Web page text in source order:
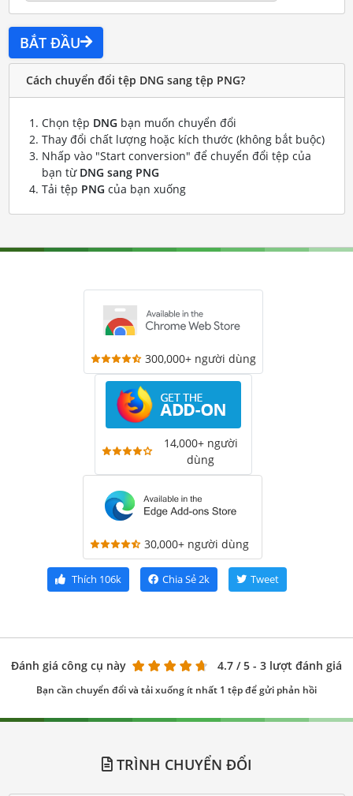
BẮT ĐẦU
Cách chuyển đổi tệp DNG sang tệp PNG?
Chọn tệp DNG bạn muốn chuyển đổi
Thay đổi chất lượng hoặc kích thước (không bắt buộc)
Nhấp vào "Start conversion" để chuyển đổi tệp của
bạn từ DNG sang PNG
Tải tệp PNG của bạn xuống
300,000+ người dùng
14,000+ người
dùng
30,000+ người dùng
Thích 106k Chia Sẻ2k Tweet
Đánh giá công cụ này 4.7 / 5 - 3 lượt đánh giá
Bạn cần chuyển đổi và tải xuống ít nhất 1 tệp để gửi phản hồi
TRÌNH CHUYỂN ĐỔI